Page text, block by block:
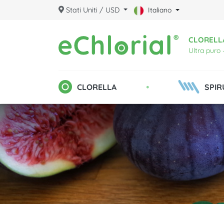
Stati Uniti / USD Italiano
Ultra puro
CLORELLA •